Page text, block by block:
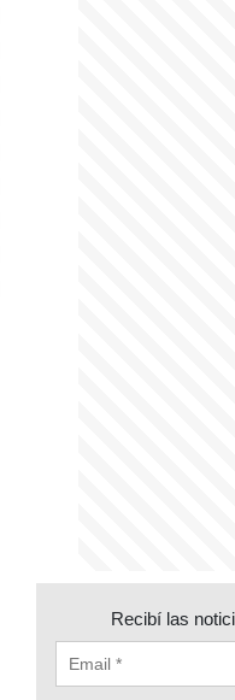
Recibí las